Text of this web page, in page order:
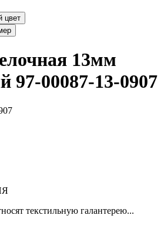
Выбрать другой цвет
13мм
97-00087-13-0907
текстильную галантерею...